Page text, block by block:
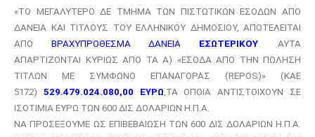
«ΤΟ ΜΕΓΑΛΥΤΕΡΟ ΔΕ ΤΜΗΜΑ ΤΩΝ ΠΙΣΤΩΤΙΚΩΝ ΕΣΟΔΩΝ ΑΠΟ
ΔΑΝΕΙΑ ΚΑΙ ΤΙΤΛΟΥΣ ΤΟΥ ΕΛΛΗΝΙΚΟΥ ΔΗΜΟΣΙΟΥ, ΑΠΟΤΕΛΕΙΤΑΙ
ΑΠΟ ΒΡΑΧΥΠΡΟΘΕΣΜΑ ΔΑΝΕΙΑ ΕΣΩΤΕΡΙΚΟΥ. ΑΥΤΑ
ΑΠΑΡΤΙΖΟΝΤΑΙ ΚΥΡΙΩΣ ΑΠΟ ΤΑ Α) «ΕΣΟΔΑ ΑΠΟ ΤΗΝ ΠΩΛΗΣΗ
ΤΙΤΛΩΝ ΜΕ ΣΥΜΦΩΝΟ ΕΠΑΝΑΓΟΡΑΣ (REPOS)» (ΚΑΕ
5172) 529.479.024.080,00 ΕΥΡΩ,ΤΑ ΟΠΟΙΑ ΑΝΤΙΣΤΟΙΧΟΥΝ ΣΕ
ΙΣΟΤΙΜΙΑ ΕΥΡΩ ΤΩΝ 600 ΔΙΣ ΔΟΛΑΡΙΩΝ Η.Π.Α.
ΝΑ ΠΡΟΣΕΞΟΥΜΕ ΩΣ ΕΠΙΒΕΒΑΙΩΣΗ ΤΩΝ 600 ΔΙΣ ΔΟΛΑΡΙΩΝ Η.Π.Α.